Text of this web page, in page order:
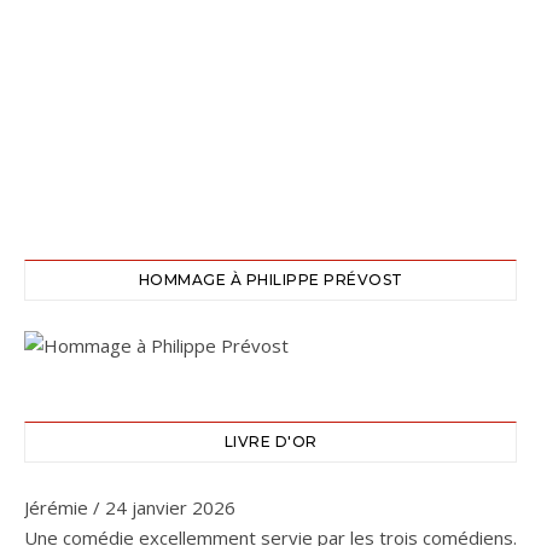
HOMMAGE À PHILIPPE PRÉVOST
LIVRE D'OR
Jérémie / 24 janvier 2026
Une comédie excellemment servie par les trois comédiens.